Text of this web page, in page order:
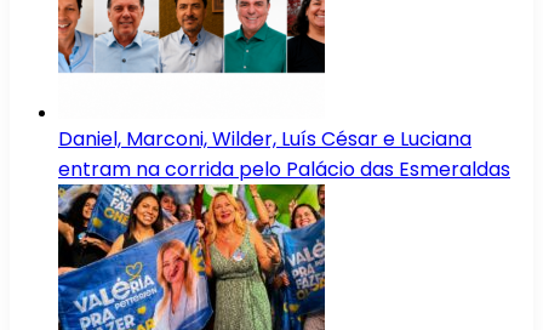
Daniel, Marconi, Wilder, Luís César e Luciana
entram na corrida pelo Palácio das Esmeraldas